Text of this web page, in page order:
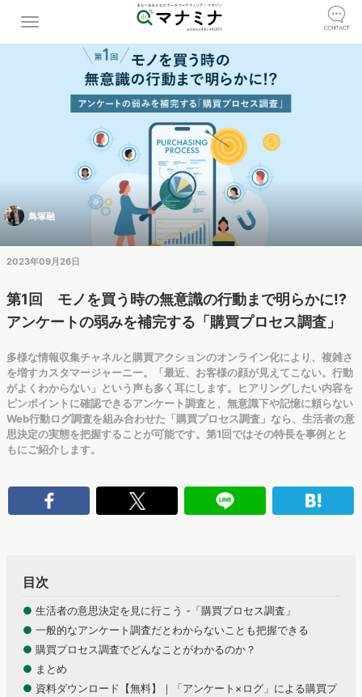
鳥塚融
2023年09月26日
第1回 モノを買う時の無意識の行動まで明らかに!?
アンケートの弱みを補完する「購買プロセス調査」
多様な情報収集チャネルと購買アクションのオンライン化により、複雑さ
を増すカスタマージャーニー。「最近、お客様の顔が見えてこない。行動
がよくわからない」という声も多く耳にします。ヒアリングしたい内容を
ピンポイントに確認できるアンケート調査と、無意識下や記憶に頼らない
Web行動ログ調査を組み合わせた「購買プロセス調査」なら、生活者の意
思決定の実態を把握することが可能です。第1回ではその特長を事例とと
もにご紹介します。
目次
● 生活者の意思決定を見に行こう -「購買プロセス調査」
● 一般的なアンケート調査だとわからないことも把握できる
● 購買プロセス調査でどんなことがわかるのか？
● まとめ
● 資料ダウンロード【無料】｜「アンケート×ログ」による購買プ